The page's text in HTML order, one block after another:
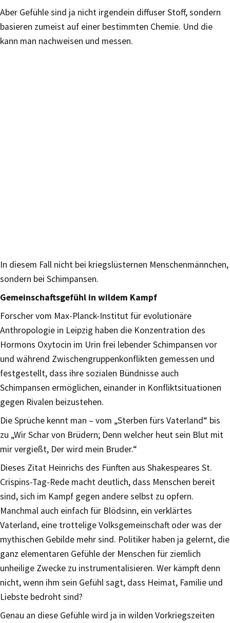
Aber Gefühle sind ja nicht irgendein diffuser Stoff, sondern
basieren zumeist auf einer bestimmten Chemie. Und die
kann man nachweisen und messen.
In diesem Fall nicht bei kriegslüsternen Menschenmännchen,
sondern bei Schimpansen.
Gemeinschaftsgefühl in wildem Kampf
Forscher vom Max-Planck-Institut für evolutionäre
Anthropologie in Leipzig haben die Konzentration des
Hormons Oxytocin im Urin frei lebender Schimpansen vor
und während Zwischengruppenkonflikten gemessen und
festgestellt, dass ihre sozialen Bündnisse auch
Schimpansen ermöglichen, einander in Konfliktsituationen
gegen Rivalen beizustehen.
Die Sprüche kennt man – vom „Sterben fürs Vaterland“ bis
zu „Wir Schar von Brüdern; Denn welcher heut sein Blut mit
mir vergießt, Der wird mein Bruder.“
Dieses Zitat Heinrichs des Fünften aus Shakespeares St.
Crispins-Tag-Rede macht deutlich, dass Menschen bereit
sind, sich im Kampf gegen andere selbst zu opfern.
Manchmal auch einfach für Blödsinn, ein verklärtes
Vaterland, eine trottelige Volksgemeinschaft oder was der
mythischen Gebilde mehr sind. Politiker haben ja gelernt, die
ganz elementaren Gefühle der Menschen für ziemlich
unheilige Zwecke zu instrumentalisieren. Wer kämpft denn
nicht, wenn ihm sein Gefühl sagt, dass Heimat, Familie und
Liebste bedroht sind?
Genau an diese Gefühle wird ja in wilden Vorkriegszeiten